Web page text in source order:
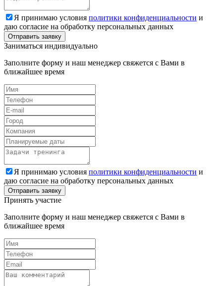
Я принимаю условия политики конфиденциальности и
даю согласие на обработку персональных данных
Заниматься индивидуально
Заполните форму и наш менеджер свяжется с Вами в
ближайшее время
Я принимаю условия политики конфиденциальности и
даю согласие на обработку персональных данных
Принять участие
Заполните форму и наш менеджер свяжется с Вами в
ближайшее время